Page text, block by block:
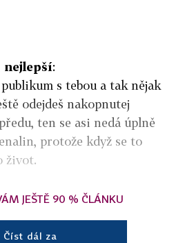
nejlepší:
s tebou a tak nějak
odejdeš nakopnutej
ten se asi nedá úplně
protože když se to
život.
JEŠTĚ 90 % ČLÁNKU
Číst dál za